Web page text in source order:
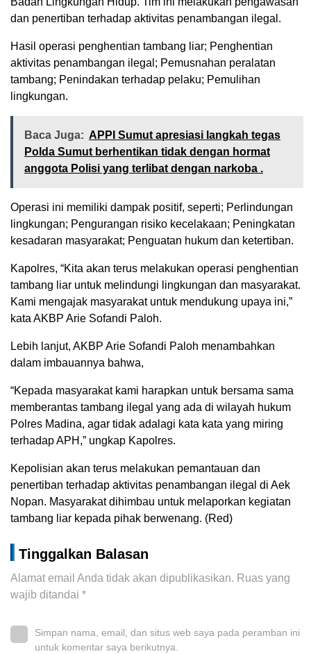
dan penertiban terhadap aktivitas penambangan ilegal.
Hasil operasi penghentian tambang liar; Penghentian
aktivitas penambangan ilegal; Pemusnahan peralatan
tambang; Penindakan terhadap pelaku; Pemulihan
lingkungan.
Baca Juga: APPI Sumut apresiasi langkah tegas
Polda Sumut berhentikan tidak dengan hormat
anggota Polisi yang terlibat dengan narkoba .
Operasi ini memiliki dampak positif, seperti; Perlindungan
lingkungan; Pengurangan risiko kecelakaan; Peningkatan
kesadaran masyarakat; Penguatan hukum dan ketertiban.
Kapolres, “Kita akan terus melakukan operasi penghentian
tambang liar untuk melindungi lingkungan dan masyarakat.
Kami mengajak masyarakat untuk mendukung upaya ini,”
kata AKBP Arie Sofandi Paloh.
Lebih lanjut, AKBP Arie Sofandi Paloh menambahkan
dalam imbauannya bahwa,
“Kepada masyarakat kami harapkan untuk bersama sama
memberantas tambang ilegal yang ada di wilayah hukum
Polres Madina, agar tidak adalagi kata kata yang miring
terhadap APH,” ungkap Kapolres.
Kepolisian akan terus melakukan pemantauan dan
penertiban terhadap aktivitas penambangan ilegal di Aek
Nopan. Masyarakat dihimbau untuk melaporkan kegiatan
tambang liar kepada pihak berwenang. (Red)
Tinggalkan Balasan
Alamat email Anda tidak akan dipublikasikan. Ruas yang
wajib ditandai *
Simpan nama, email, dan situs web saya pada peramban ini
untuk komentar saya berikutnya.